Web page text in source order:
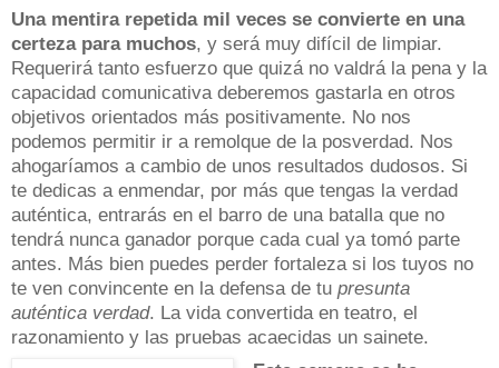
Una mentira repetida mil veces se convierte en una
certeza para muchos, y será muy difícil de limpiar.
Requerirá tanto esfuerzo que quizá no valdrá la pena y la
capacidad comunicativa deberemos gastarla en otros
objetivos orientados más positivamente. No nos
podemos permitir ir a remolque de la posverdad. Nos
ahogaríamos a cambio de unos resultados dudosos. Si
te dedicas a enmendar, por más que tengas la verdad
auténtica, entrarás en el barro de una batalla que no
tendrá nunca ganador porque cada cual ya tomó parte
antes. Más bien puedes perder fortaleza si los tuyos no
te ven convincente en la defensa de tu presunta
auténtica verdad. La vida convertida en teatro, el
razonamiento y las pruebas acaecidas un sainete.